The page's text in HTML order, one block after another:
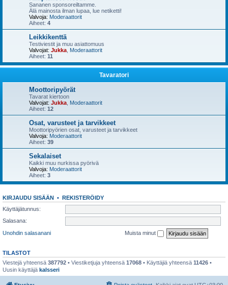
Sananen sponsoreiltamme.
Älä mainosta ilman lupaa, lue netiketti!
Valvoja: Moderaattorit
Aiheet: 4
Leikkikenttä
Testiviestit ja muu asiattomuus
Valvojat: Jukka Moderaattorit
Aiheet: 11
Tavaratori
Moottoripyörät
Tavarat kiertoon
Valvojat: Jukka Moderaattorit
Aiheet: 12
Osat, varusteet ja tarvikkeet
Moottoripyörien osat, varusteet ja tarvikkeet
Valvoja: Moderaattorit
Aiheet: 39
Sekalaiset
Kaikki muu nurkissa pyörivä
Valvoja: Moderaattorit
Aiheet: 3
KIRJAUDU SISÄÄN • REKISTERÖIDY
Käyttäjätunnus:
Salasana:
Unohdin salasanani
Muista minut
TILASTOT
Viestejä yhteensä 387792 • Viestiketjuja yhteensä 17068 • Käyttäjiä yhteensä 11426 •
Uusin käyttäjä kalsseri